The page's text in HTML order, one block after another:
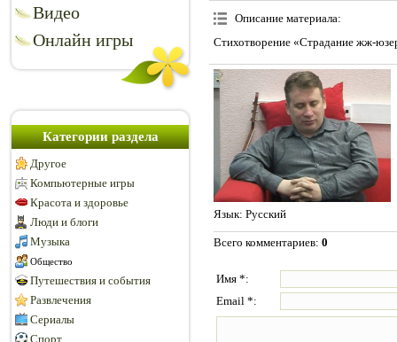
Видео
Онлайн игры
Категории раздела
Другое
Компьютерные игры
Красота и здоровье
Люди и блоги
Музыка
Общество
Путешествия и события
Развлечения
Сериалы
Спорт
Описание материала:
Стихотворение «Страдание жж-
Язык: Русский
Всего комментариев: 0
Имя *:
Email *: